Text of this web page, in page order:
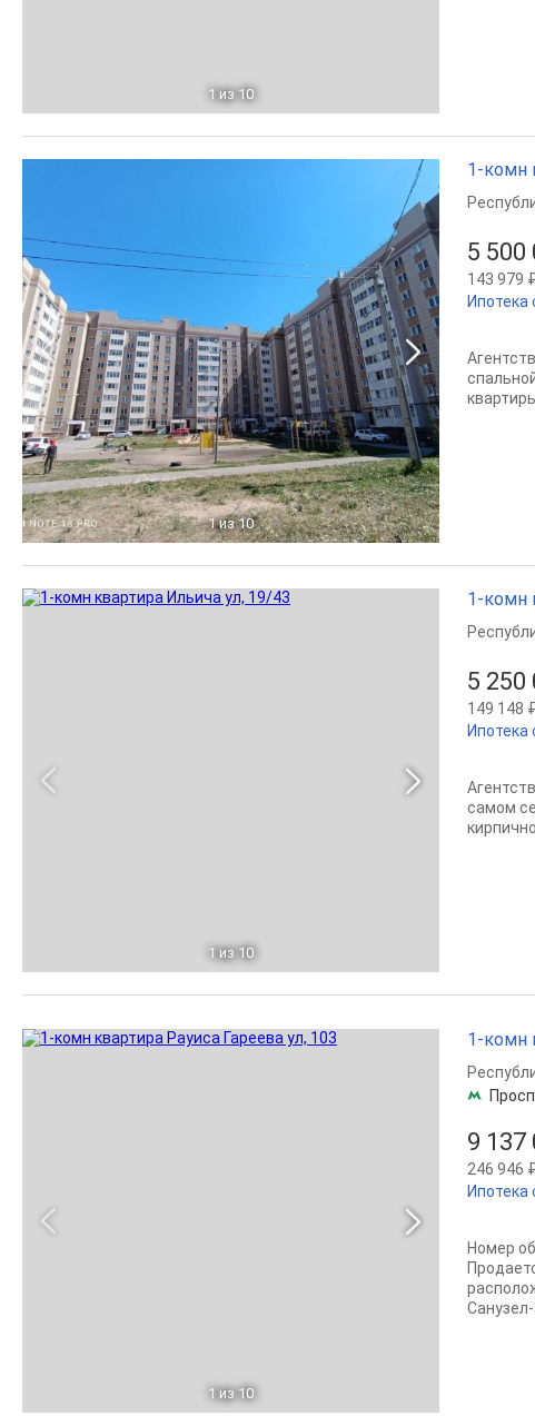
1 из 10
1 из 10
1-комн
5 500
143 979
Ипотека
1 из 10
1-комн
5 250
149 148
Ипотека
самом
1 из 10
1-комн
9 137
246 946
Ипотека
Номер
Санузeл-